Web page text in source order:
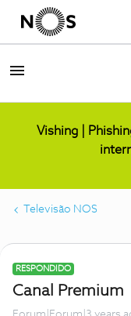
Vishing |
Televisão NOS
RESPONDIDO
Canal Premium